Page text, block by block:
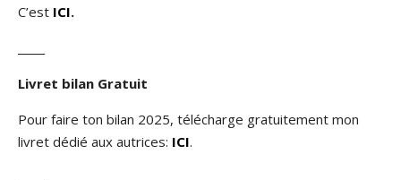
C’est ICI.
Livret bilan Gratuit
Pour faire ton bilan 2025, télécharge gratuitement mon
livret dédié aux autrices: ICI.